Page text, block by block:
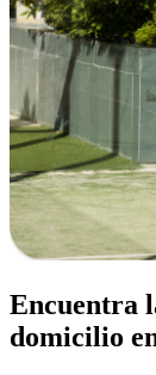
Encuentra
domicilio